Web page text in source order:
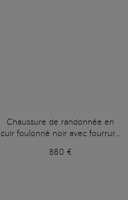
Chaussure de randonnée en
cuir foulonné noir avec fourrure
880 €